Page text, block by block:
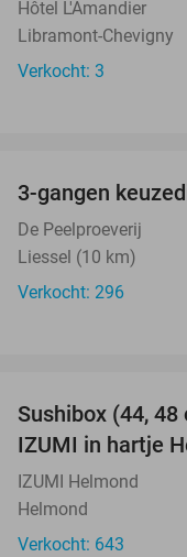
Hôtel L'Amandier
Libramont-Chevigny
Verkocht: 3
3-gangen
De Peelproeverij
Liessel (10 km)
Verkocht: 296
Sushibox (44,
IZUMI in hartje
IZUMI Helmond
Helmond
Verkocht: 643